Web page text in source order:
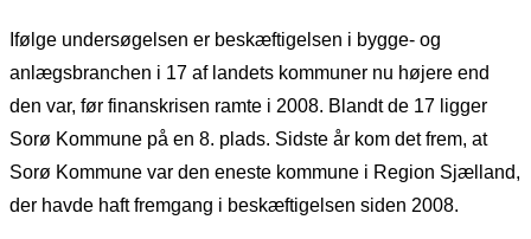
Ifølge undersøgelsen er beskæftigelsen i bygge- og
anlægsbranchen i 17 af landets kommuner nu højere end
den var, før finanskrisen ramte i 2008. Blandt de 17 ligger
Sorø Kommune på en 8. plads. Sidste år kom det frem, at
Sorø Kommune var den eneste kommune i Region Sjælland,
der havde haft fremgang i beskæftigelsen siden 2008.